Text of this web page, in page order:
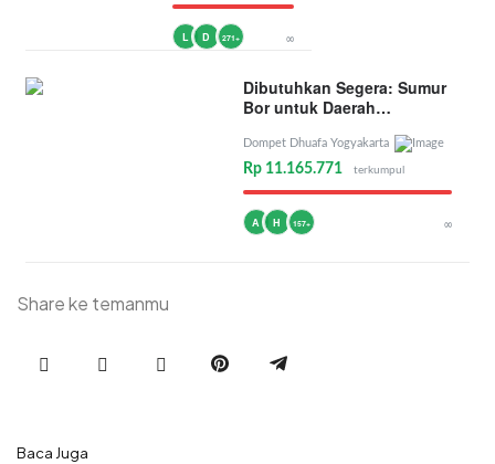
L D 271+ ∞
Dibutuhkan Segera: Sumur
Bor untuk Daerah
Dompet Dhuafa Yogyakarta
Rp 11.165.771 terkumpul
A H 157+ ∞
Share ke temanmu
Baca Juga